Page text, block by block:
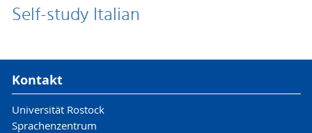
Self-study Italian
Kontakt
Universität Rostock
Sprachenzentrum